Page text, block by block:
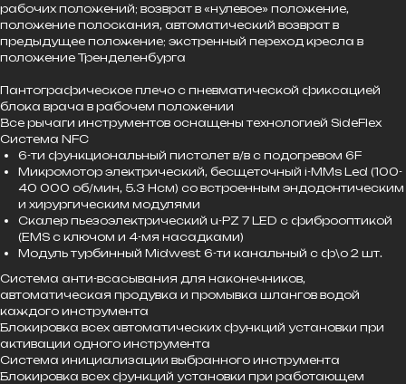
рабочих положений; возврат в «нулевое» положение,
положение полоскания, автоматический возврат в
предыдущее положение; экстренный переход кресла в
положение Тренделенбурга
Пантографическое плечо с пневматической фиксацией
блока врача в рабочем положении
Все рычаги инструментов оснащены технологией SideFlex
Система NFС
6-ти функциональный пистолет в/в с подогревом 6F
Микромотор электрический, бесщеточный i-MMs Led (100-
40 000 об/мин, 5.3 Нсм) со встроенным эндодонтическим
и хирургическим модулями
Скалер пьезоэлектрический u-PZ 7 LED с фиброоптикой
(EMS с ключом и 4-мя насадками)
Модуль турбинный Midwest 6-ти канальный c ф\о 2 шт.
Система анти-всасывания для наконечников,
автоматическая продувка и промывка шлангов водой
каждого инструмента
Блокировка всех автоматических функций установки при
активации одного инструмента
Система инициализации выбранного инструмента
Блокировка всех функций установки при работающем